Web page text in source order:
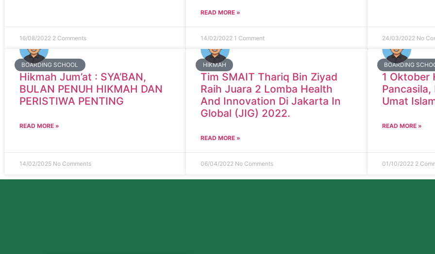
16/08/2022 2 Comments
READ MORE »
14/02/2022 1 Comment 24/03/2022 No
BOARDING SCHOOL
Hikmah Jum’at : SYA’BAN,
BULAN PENUH HIKMAH DAN
PERISTIWA PENTING
READ MORE »
14/02/2025 No Comments
HIKMAH
Tim SMAIT Thariq Bin Ziyad
Raih Juara 2 Lomba Health
And Innovation Di Jakarta In
Global (JIG) 2022.
READ MORE »
06/04/2022 No Comments
BOARDING
1 Oktober
Umat
READ MORE »
01/10/2022 2